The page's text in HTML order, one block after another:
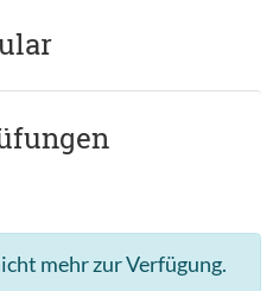
mehr zur Verfügung.